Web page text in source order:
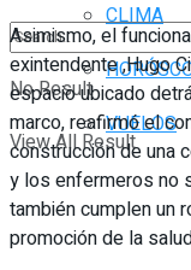
No Result
View All Result
CLIMA
VUELOS
Asimismo, el
exintendente ,Hugo
espacio ubicado
marco, reafirmó el
construcción de una
y los enfermeros no
también cumplen un
promoción de la